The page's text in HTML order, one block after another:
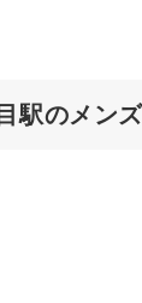
駅のメン